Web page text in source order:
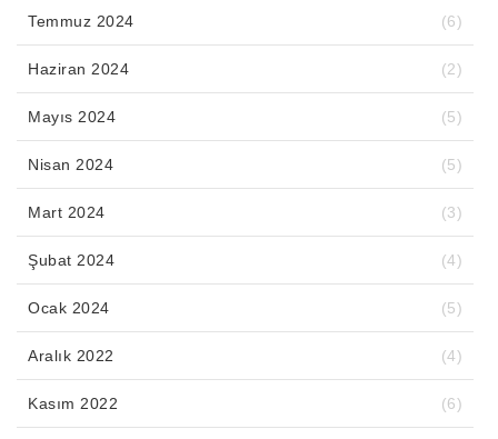
Temmuz 2024 (6)
Haziran 2024 (2)
Mayıs 2024 (5)
Nisan 2024 (5)
Mart 2024 (3)
Şubat 2024 (4)
Ocak 2024 (5)
Aralık 2022 (4)
Kasım 2022 (6)